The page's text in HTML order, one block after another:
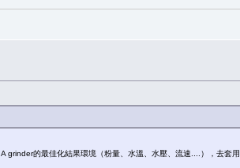
grinder的最佳化結果環境（粉量、水溫、水壓、流速....），去套用